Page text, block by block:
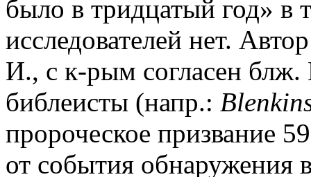
было в тридцатый год» в
исследователей нет.
И., с к-рым согласен
библеисты (напр.:
пророческое призвание
от события обнаружения